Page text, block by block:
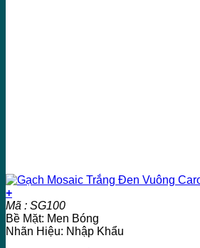
+
Mã : SG100
Bề Mặt: Men Bóng
Nhãn Hiệu: Nhập Khẩu